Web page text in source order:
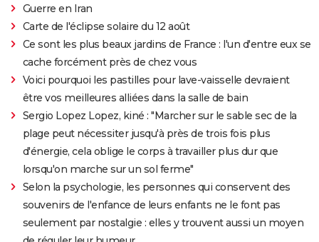
Guerre en Iran
Carte de l'éclipse solaire du 12 août
Ce sont les plus beaux jardins de France : l'un d'entre eux se
cache forcément près de chez vous
Voici pourquoi les pastilles pour lave-vaisselle devraient
être vos meilleures alliées dans la salle de bain
Sergio Lopez Lopez, kiné : "Marcher sur le sable sec de la
plage peut nécessiter jusqu'à près de trois fois plus
d'énergie, cela oblige le corps à travailler plus dur que
lorsqu'on marche sur un sol ferme"
Selon la psychologie, les personnes qui conservent des
souvenirs de l'enfance de leurs enfants ne le font pas
seulement par nostalgie : elles y trouvent aussi un moyen